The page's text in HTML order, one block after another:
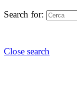
Search for:
Close search